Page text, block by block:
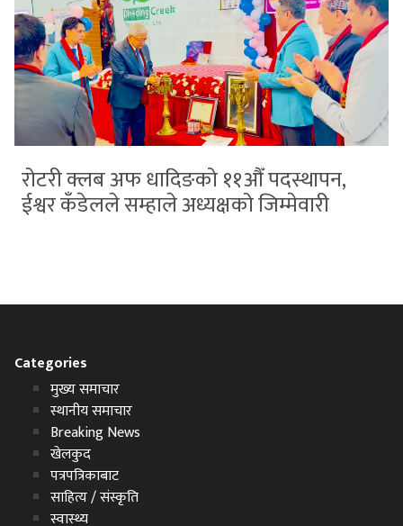
रोटरी क्लब अफ धादिङको ११औँ पदस्थापन,
ईश्वर कँडेलले सम्हाले अध्यक्षको जिम्मेवारी
Categories
मुख्य समाचार
स्थानीय समाचार
Breaking News
खेलकुद
पत्रपत्रिकाबाट
साहित्य / संस्कृति
स्वास्थ्य